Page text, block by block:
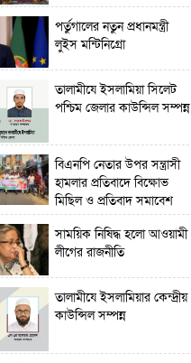
পর্তুগালের নতুন প্রধানমন্ত্রী
লুইস মন্টিনিগ্রো
‎তালামীযে ইসলামিয়া সিলেট
পশ্চিম জেলার কাউন্সিল সম্পন্ন
বিএনপি নেতার উপর সন্ত্রাসী
হামলার প্রতিবাদে বিক্ষোভ
মিছিল ও প্রতিবাদ সমাবেশ
সাময়িক নিষিদ্ধ হলো আওয়ামী
লীগের রাজনীতি
‎তালামীযে ইসলামিয়ার কেন্দ্রীয়
কাউন্সিল সম্পন্ন